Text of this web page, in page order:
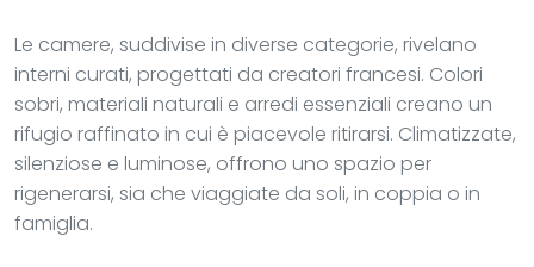
Le camere, suddivise in diverse categorie, rivelano
interni curati, progettati da creatori francesi. Colori
sobri, materiali naturali e arredi essenziali creano un
rifugio raffinato in cui è piacevole ritirarsi. Climatizzate,
silenziose e luminose, offrono uno spazio per
rigenerarsi, sia che viaggiate da soli, in coppia o in
famiglia.